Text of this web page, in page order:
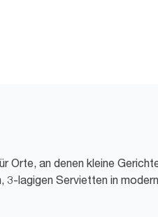
Orte, an denen kleine
lagigen Servietten in